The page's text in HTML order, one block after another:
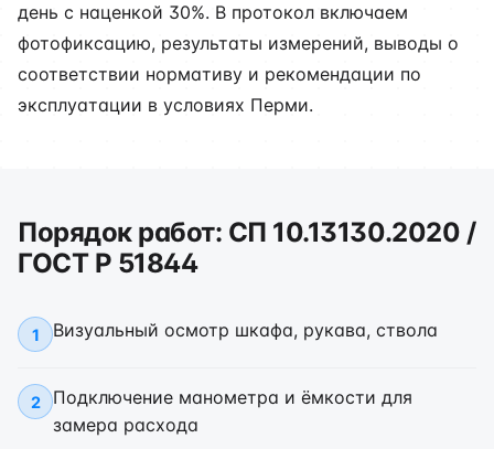
день с наценкой 30%. В протокол включаем
фотофиксацию, результаты измерений, выводы о
соответствии нормативу и рекомендации по
эксплуатации в условиях Перми.
Порядок работ: СП 10.13130.2020 /
ГОСТ Р 51844
1 Визуальный осмотр шкафа, рукава, ствола
2
Подключение манометра и ёмкости для
замера расхода